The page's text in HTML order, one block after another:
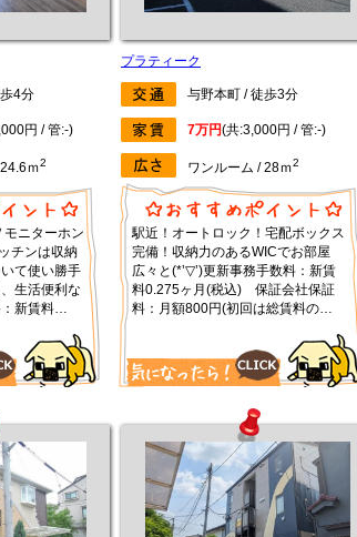
4分
円 / 管:-)
ｍ2
プラティーク
与野本町 / 徒歩3分
7万円(共:3,000円 / 管:-)
ワンルーム / 28ｍ2
ニターホン
チンは収納
て使い勝手
生活便利な
新賃料
集送金手数
駅近！オートロック！宅配ボックス
完備！収納力のあるWICでお部屋
広々と(*’▽’)更新事務手数料：新賃
料0.275ヶ月(税込) 保証会社保証
料：月額800円(初回は総賃料の